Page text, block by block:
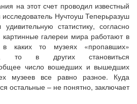
на этот счет проводил известный
исследователь Нучтоуш Теперьразуш
статистику, согласно
картинные галереи мира работают в
каких то музеях «пропавших»
то в других становиться
число вошедших и вышедших
музеев все равно разное. Куда
остальные – не понятно, заключает